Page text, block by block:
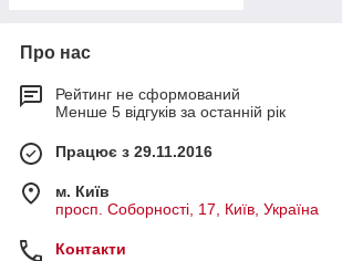
Про нас
Рейтинг не сформований
Менше 5 відгуків за останній рік
Працює з 29.11.2016
м. Київ
просп. Соборності, 17, Київ, Україна
Контакти